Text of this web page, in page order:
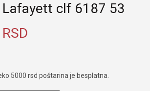
Lafayett clf 6187 53
RSD
5000 rsd poštarina je besplatna.